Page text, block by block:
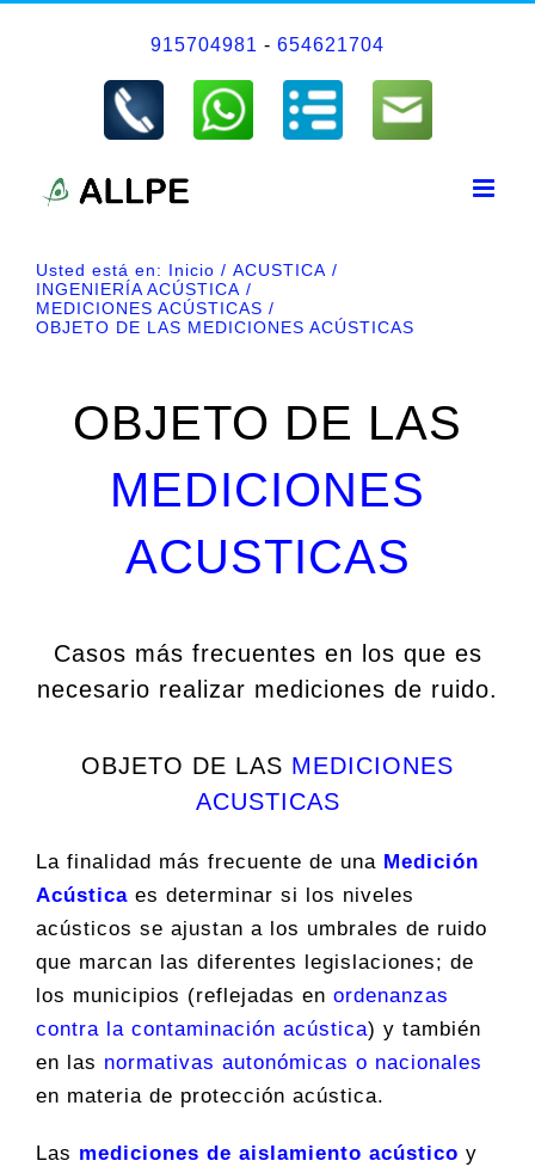
915704981 - 654621704
Usted está en: Inicio
ACUSTICA
INGENIERÍA ACÚSTICA
MEDICIONES ACÚSTICAS
OBJETO DE LAS MEDICIONES ACÚSTICAS
OBJETO DE LAS
MEDICIONES
ACUSTICAS
Casos más frecuentes en los que es
necesario realizar mediciones de ruido.
OBJETO DE LAS MEDICIONES
ACUSTICAS
La finalidad más frecuente de una Medición
Acústicaes determinar si los niveles
acústicos se ajustan a los umbrales de ruido
que marcan las diferentes legislaciones; de
los municipios (reflejadas en ordenanzas
contra la contaminación acústica) y también
en las normativas autonómicas o nacionales
en materia de protección acústica.
Las mediciones de aislamiento acústico y